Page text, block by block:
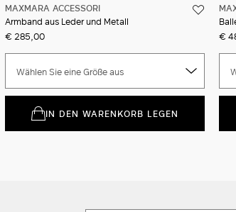
MAXMARA ACCESSORI
Armband aus Leder und Metall
€ 285,00
Wählen Sie eine Größe aus
IN DEN WARENKORB LEGEN
€